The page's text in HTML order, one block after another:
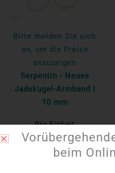
Bitte melden Sie sich
an, um die Preise
anzuzeigen
Serpentin - Neues
Jadekugel-Armband |
10 mm
Pro Einheit
Mehr lesen
beim